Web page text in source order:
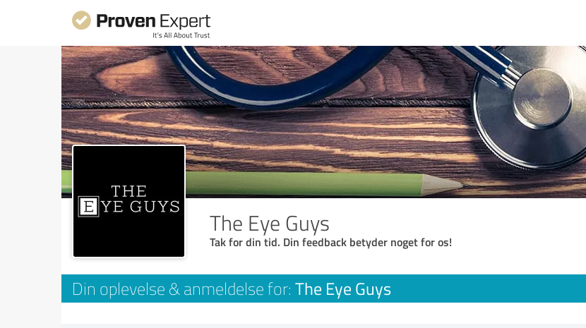
The Eye Guys
Tak for din tid. Din feedback betyder noget for os!
Din oplevelse & anmeldelse for: The Eye Guys